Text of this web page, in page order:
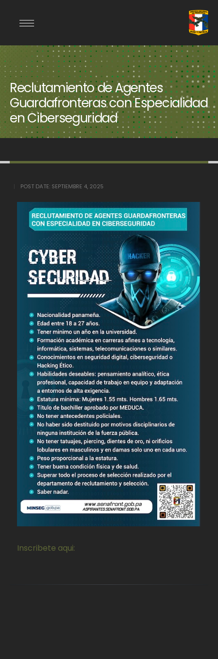
Reclutamiento de Agentes
Guardafronteras con Especialidad
en Ciberseguridad
POST DATE: SEPTIEMBRE 4, 2025
Inscribete aqui: